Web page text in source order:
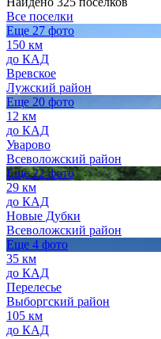
Все поселки
Еще 27 фото
150 км
до КАД
Вревское
Лужский район
Еще 20 фото
12 км
до КАД
Уварово
Всеволожский район
Еще 22 фото
29 км
до КАД
Новые Дубки
Всеволожский район
Еще 4 фото
35 км
до КАД
Перелесье
Выборгский район
105 км
до КАД